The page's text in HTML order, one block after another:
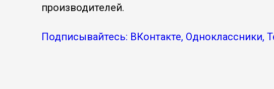
производителей.
Подписывайтесь: ВКонтакте, Одноклассники,